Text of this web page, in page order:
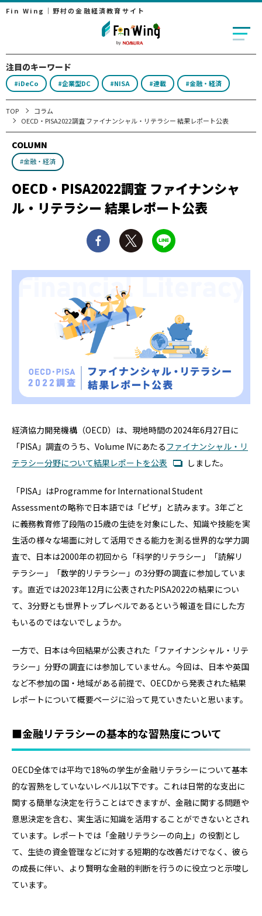
Fin Wing｜野村の金融経済教育サイト
注目のキーワード
#iDeCo #企業型DC #NISA #連載 #金融・経済
TOP
コラム
OECD・PISA2022調査 ファイナンシャル・リテラシー 結果レポート公表
COLUMN
#金融・経済
OECD・PISA2022調査 ファイナンシャ
ル・リテラシー 結果レポート公表
経済協力開発機構（OECD）は、現地時間の2024年6月27日に
「PISA」調査のうち、Volume IVにあたる ファイナンシャル・リ
テラシー分野について結果レポートを公表
しました。
「PISA」はProgramme for International Student
Assessmentの略称で日本語では「ピザ」と読みます。3年ごと
に義務教育修了段階の15歳の生徒を対象にした、知識や技能を実
生活の様々な場面に対して活用できる能力を測る世界的な学力調
査で、日本は2000年の初回から「科学的リテラシー」「読解リ
テラシー」「数学的リテラシー」の3分野の調査に参加していま
す。直近では2023年12月に公表されたPISA2022の結果につい
て、3分野とも世界トップレベルであるという報道を目にした方
もいるのではないでしょうか。
一方で、日本は今回結果が公表された「ファイナンシャル・リテ
ラシー」分野の調査には参加していません。今回は、日本や英国
など不参加の国・地域がある前提で、OECDから発表された結果
レポートについて概要ページに沿って見ていきたいと思います。
■金融リテラシーの基本的な習熟度について
OECD全体では平均で18%の学生が金融リテラシーについて基本
的な習熟をしていないレベル1以下です。これは日常的な支出に
関する簡単な決定を行うことはできますが、金融に関する問題や
意思決定を含む、実生活に知識を活用することができないとされ
ています。レポートでは「金融リテラシーの向上」の役割とし
て、生徒の資金管理などに対する短期的な改善だけでなく、彼ら
の成長に伴い、より賢明な金融的判断を行うのに役立つと示唆し
ています。